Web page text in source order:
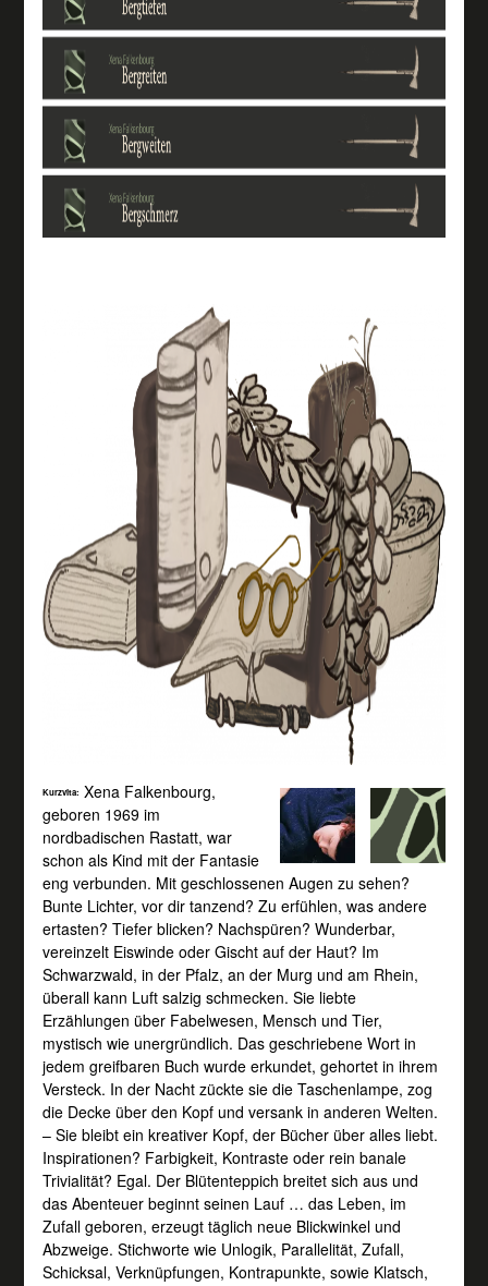
Kurzvita: Xena Falkenbourg,
geboren 1969 im
nordbadischen Rastatt, war
schon als Kind mit der Fantasie
eng verbunden. Mit geschlossenen Augen zu sehen?
Bunte Lichter, vor dir tanzend? Zu erfühlen, was andere
ertasten? Tiefer blicken? Nachspüren? Wunderbar,
vereinzelt Eiswinde oder Gischt auf der Haut? Im
Schwarzwald, in der Pfalz, an der Murg und am Rhein,
überall kann Luft salzig schmecken. Sie liebte
Erzählungen über Fabelwesen, Mensch und Tier,
mystisch wie unergründlich. Das geschriebene Wort in
jedem greifbaren Buch wurde erkundet, gehortet in ihrem
Versteck. In der Nacht zückte sie die Taschenlampe, zog
die Decke über den Kopf und versank in anderen Welten.
– Sie bleibt ein kreativer Kopf, der Bücher über alles liebt.
Inspirationen? Farbigkeit, Kontraste oder rein banale
Trivialität? Egal. Der Blütenteppich breitet sich aus und
das Abenteuer beginnt seinen Lauf … das Leben, im
Zufall geboren, erzeugt täglich neue Blickwinkel und
Abzweige. Stichworte wie Unlogik, Parallelität, Zufall,
Schicksal, Verknüpfungen, Kontrapunkte, sowie Klatsch,